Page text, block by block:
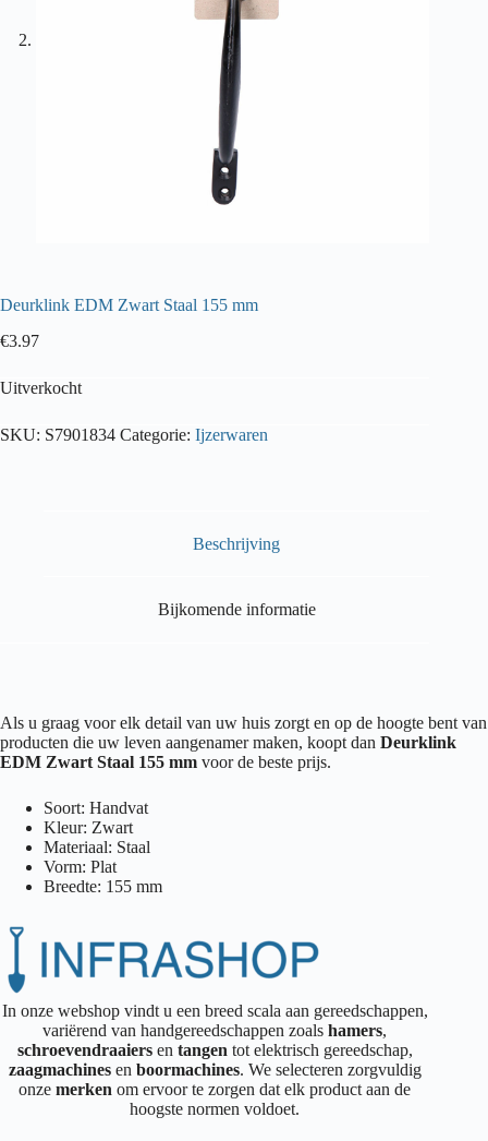
Deurklink EDM Zwart Staal 155 mm
€3.97
Uitverkocht
SKU: S7901834 Categorie: Ijzerwaren
Beschrijving
Bijkomende informatie
Als u graag voor elk detail van uw huis zorgt en op de hoogte bent van
producten die uw leven aangenamer maken, koopt dan Deurklink
EDM Zwart Staal 155 mm voor de beste prijs.
Soort: Handvat
Kleur: Zwart
Materiaal: Staal
Vorm: Plat
Breedte: 155 mm
In onze webshop vindt u een breed scala aan gereedschappen,
variërend van handgereedschappen zoalshamers,
schroevendraaiersen tangen tot elektrisch gereedschap,
zaagmachines en boormachines. We selecteren zorgvuldig
onzemerkenom ervoor te zorgen dat elk product aan de
hoogste normen voldoet.